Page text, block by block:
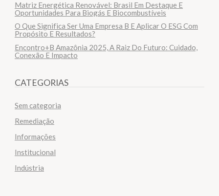
Matriz Energética Renovável: Brasil Em Destaque E
Oportunidades Para Biogás E Biocombustíveis
O Que Significa Ser Uma Empresa B E Aplicar O ESG Com
Propósito E Resultados?
Encontro+B Amazônia 2025, A Raiz Do Futuro: Cuidado,
Conexão E Impacto
CATEGORIAS
Sem categoria
Remediação
Informações
Institucional
Indústria